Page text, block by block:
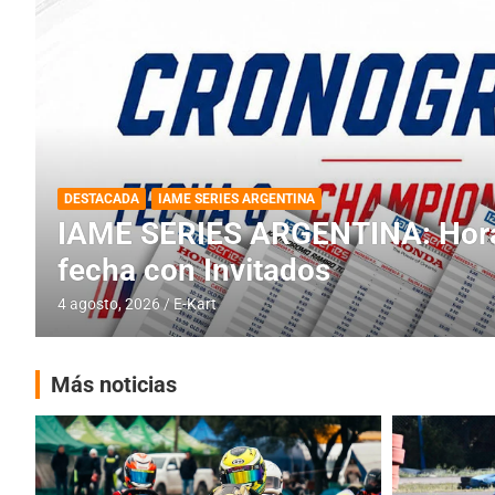
DESTACADA INFORME CENTRAL RMC BUENOS AIRES
RMC BUENOS AIRES: Cerró
histórica en Baradero
4 agosto, 2026 E-Kart
Más noticias